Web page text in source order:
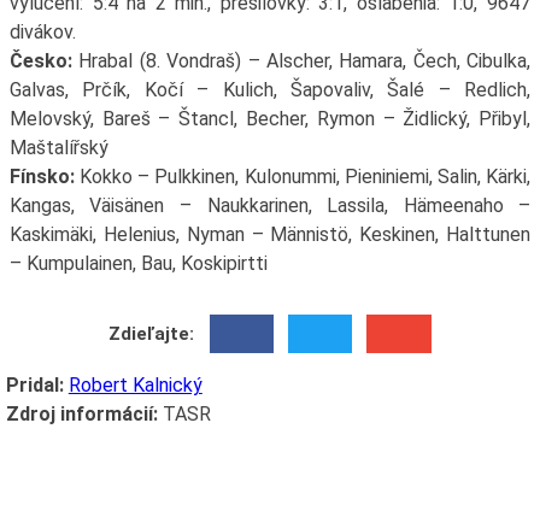
divákov.
Česko:Hrabal (8. Vondraš) – Alscher, Hamara, Čech, Cibulka,
Galvas, Prčík, Kočí – Kulich, Šapovaliv, Šalé – Redlich,
Melovský, Bareš – Štancl, Becher, Rymon – Židlický, Přibyl,
Maštalířský
Fínsko:Kokko – Pulkkinen, Kulonummi, Pieniniemi, Salin, Kärki,
Kangas, Väisänen – Naukkarinen, Lassila, Hämeenaho –
Kaskimäki, Helenius, Nyman – Männistö, Keskinen, Halttunen
– Kumpulainen, Bau, Koskipirtti
Zdieľajte:
Pridal: Robert Kalnický
Zdroj informácií:TASR